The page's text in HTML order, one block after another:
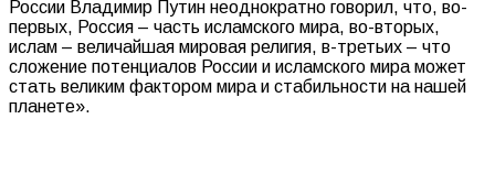
России Владимир Путин неоднократно говорил, что, во-
первых, Россия – часть исламского мира, во-вторых,
ислам – величайшая мировая религия, в-третьих – что
сложение потенциалов России и исламского мира может
стать великим фактором мира и стабильности на нашей
планете».